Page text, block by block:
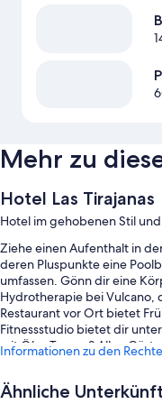
Mehr zu
Hotel Las Tirajanas
Hotel im gehobenen Stil
Ziehe einen Aufenthalt in
deren Pluspunkte eine
umfassen. Gönn dir eine
Hydrotherapie bei Vulcano,
Restaurant vor Ort bietet
Fitnessstudio bietet dir
mit Öko-Touren? Allen
öffentlichen Bereichen zur
Informationen zu den
Ähnliche